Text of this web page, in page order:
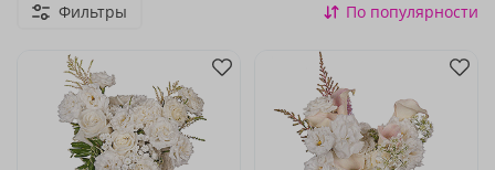
Фильтры По популярности